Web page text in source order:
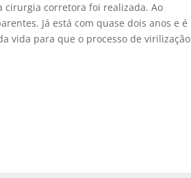
cirurgia corretora foi realizada. Ao
Já está com quase dois anos e é
vida para que o processo de virilização